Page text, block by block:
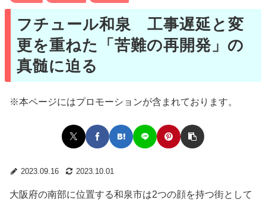
フチュール和泉 工事遅延と変
更を重ねた「苦難の再開発」の
真髄に迫る
※本ページにはプロモーションが含まれております。
2023.09.16 2023.10.01
大阪府の南部に位置する和泉市は2つの顔を持つ街として